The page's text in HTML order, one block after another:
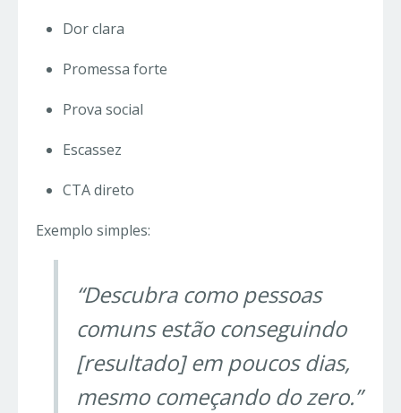
Dor clara
Promessa forte
Prova social
Escassez
CTA direto
Exemplo simples:
“Descubra como pessoas
comuns estão conseguindo
[resultado] em poucos dias,
mesmo começando do zero.”